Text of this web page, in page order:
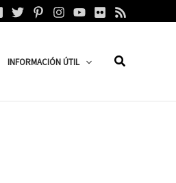
INFORMACIÓN ÚTIL